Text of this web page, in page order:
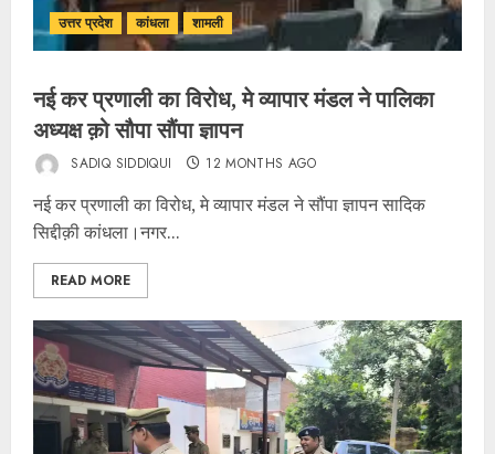
उत्तर प्रदेश कांधला शामली
नई कर प्रणाली का विरोध, मे व्यापार मंडल ने पालिका
अध्यक्ष क़ो सौपा सौंपा ज्ञापन
SADIQ SIDDIQUI 12 MONTHS AGO
नई कर प्रणाली का विरोध, मे व्यापार मंडल ने सौंपा ज्ञापन सादिक
सिद्दीक़ी कांधला।नगर...
READ MORE